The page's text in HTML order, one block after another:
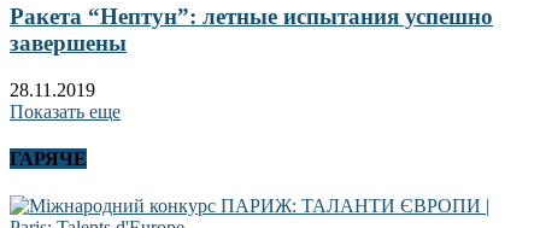
Ракета “Нептун”: летные испытания успешно
завершены
28.11.2019
Показать еще
ГАРЯЧЕ